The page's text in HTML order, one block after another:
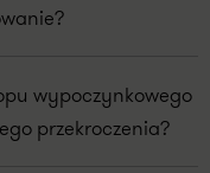
wypoczynkowego
przekroczenia?